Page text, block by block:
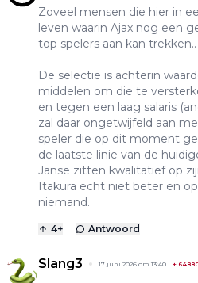
Zoveel mensen die hier in
leven waarin Ajax nog een
top spelers aan kan trekken..
De selectie is achterin
middelen om die te
en tegen een laag salaris
zal daar ongetwijfeld aan
speler die op dit moment
de laatste linie van de
Janse zitten kwalitatief op
Itakura echt niet beter en
niemand.
4+ Antwoord
Slang3 17 juni 2026 om 13:40 +